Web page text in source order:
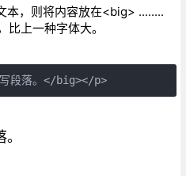
本，则将内容放在<big> ........
上一种字体大。
段落。</big></p>